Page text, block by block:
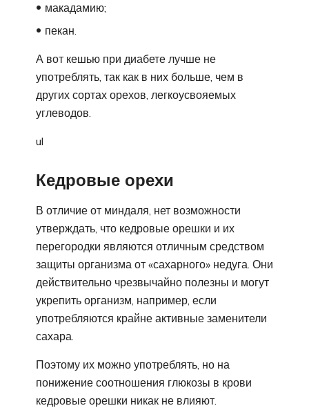
макадамию;
пекан.
А вот кешью при диабете лучше не
употреблять, так как в них больше, чем в
других сортах орехов, легкоусвояемых
углеводов.
ul
Кедровые орехи
В отличие от миндаля, нет возможности
утверждать, что кедровые орешки и их
перегородки являются отличным средством
защиты организма от «сахарного» недуга. Они
действительно чрезвычайно полезны и могут
укрепить организм, например, если
употребляются крайне активные заменители
сахара.
Поэтому их можно употреблять, но на
понижение соотношения глюкозы в крови
кедровые орешки никак не влияют.